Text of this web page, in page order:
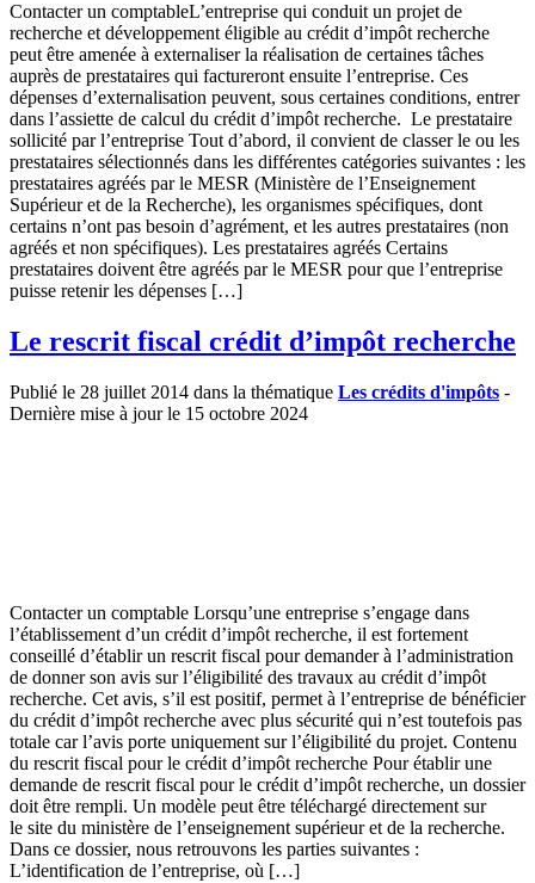
Contacter un comptableL’entreprise qui conduit un projet de
recherche et développement éligible au crédit d’impôt recherche
peut être amenée à externaliser la réalisation de certaines tâches
auprès de prestataires qui factureront ensuite l’entreprise. Ces
dépenses d’externalisation peuvent, sous certaines conditions, entrer
dans l’assiette de calcul du crédit d’impôt recherche. Le prestataire
sollicité par l’entreprise Tout d’abord, il convient de classer le ou les
prestataires sélectionnés dans les différentes catégories suivantes : les
prestataires agréés par le MESR (Ministère de l’Enseignement
Supérieur et de la Recherche), les organismes spécifiques, dont
certains n’ont pas besoin d’agrément, et les autres prestataires (non
agréés et non spécifiques). Les prestataires agréés Certains
prestataires doivent être agréés par le MESR pour que l’entreprise
puisse retenir les dépenses […]
Le rescrit fiscal crédit d’impôt recherche
Publié le 28 juillet 2014 dans la thématique Les crédits d'impôts -
Dernière mise à jour le 15 octobre 2024
Contacter un comptable Lorsqu’une entreprise s’engage dans
l’établissement d’un crédit d’impôt recherche, il est fortement
conseillé d’établir un rescrit fiscal pour demander à l’administration
de donner son avis sur l’éligibilité des travaux au crédit d’impôt
recherche. Cet avis, s’il est positif, permet à l’entreprise de bénéficier
du crédit d’impôt recherche avec plus sécurité qui n’est toutefois pas
totale car l’avis porte uniquement sur l’éligibilité du projet. Contenu
du rescrit fiscal pour le crédit d’impôt recherche Pour établir une
demande de rescrit fiscal pour le crédit d’impôt recherche, un dossier
doit être rempli. Un modèle peut être téléchargé directement sur
le site du ministère de l’enseignement supérieur et de la recherche.
Dans ce dossier, nous retrouvons les parties suivantes :
L’identification de l’entreprise, où […]